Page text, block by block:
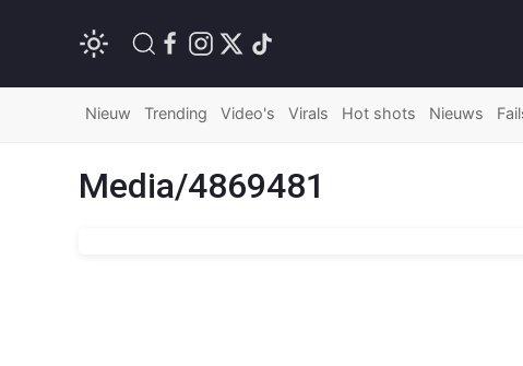
Nieuw Trending Video's Virals Hot shots Nieuws
Media/4869481